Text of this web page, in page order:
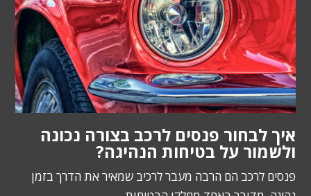
איך לבחור פנסים לרכב בצורה נכונה
ולשמור על בטיחות הנהיגה?
פנסים לרכב הם הרבה מעבר לרכיב שמאיר את הדרך בזמן